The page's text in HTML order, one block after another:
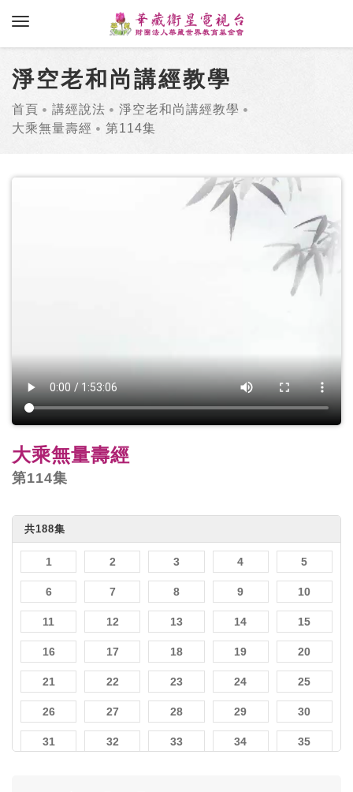
toggle navigation
淨空老和尚講經教學
首頁 講經說法
淨空老和尚講經教學
大乘無量壽經
第114集
大乘無量壽經
第114集
共188集
1 2 3 4 5
6 7 8 9 10
11 12 13 14 15
16 17 18 19 20
21 22 23 24 25
26 27 28 29 30
31 32 33 34 35